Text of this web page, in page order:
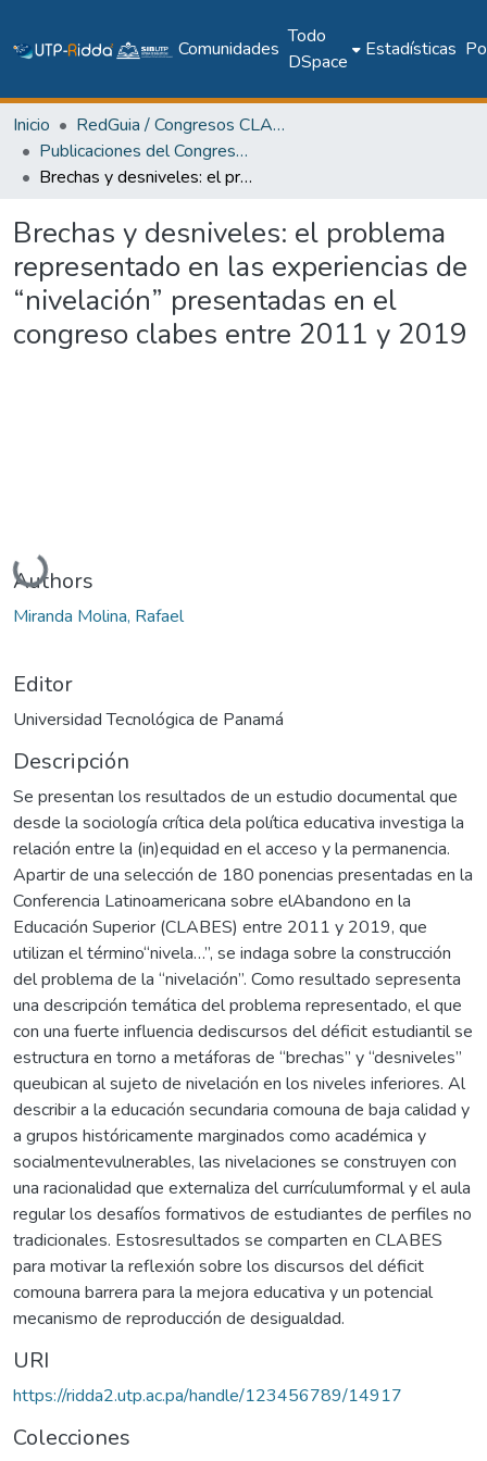
Comunidades
Todo
DSpace
Estadísticas
Inicio
RedGuia / Congresos CLABES
Publicaciones del Congreso Internacional CLABES
Brechas y desniveles: el problema representado en las experiencias de “nivelación” presentadas en el congreso clabes entre 2011 y 2019
Brechas y desniveles: el problema
representado en las experiencias de
“nivelación” presentadas en el
congreso clabes entre 2011 y 2019
Cargando...
Authors
Miranda Molina, Rafael
Editor
Universidad Tecnológica de Panamá
Descripción
Se presentan los resultados de un estudio documental que
desde la sociología crítica dela política educativa investiga la
relación entre la (in)equidad en el acceso y la permanencia.
Apartir de una selección de 180 ponencias presentadas en la
Conferencia Latinoamericana sobre elAbandono en la
Educación Superior (CLABES) entre 2011 y 2019, que
utilizan el término“nivela…”, se indaga sobre la construcción
del problema de la “nivelación”. Como resultado sepresenta
una descripción temática del problema representado, el que
con una fuerte influencia dediscursos del déficit estudiantil se
estructura en torno a metáforas de “brechas” y “desniveles”
queubican al sujeto de nivelación en los niveles inferiores. Al
describir a la educación secundaria comouna de baja calidad y
a grupos históricamente marginados como académica y
socialmentevulnerables, las nivelaciones se construyen con
una racionalidad que externaliza del currículumformal y el aula
regular los desafíos formativos de estudiantes de perfiles no
tradicionales. Estosresultados se comparten en CLABES
para motivar la reflexión sobre los discursos del déficit
comouna barrera para la mejora educativa y un potencial
mecanismo de reproducción de desigualdad.
URI
https://ridda2.utp.ac.pa/handle/123456789/14917
Colecciones